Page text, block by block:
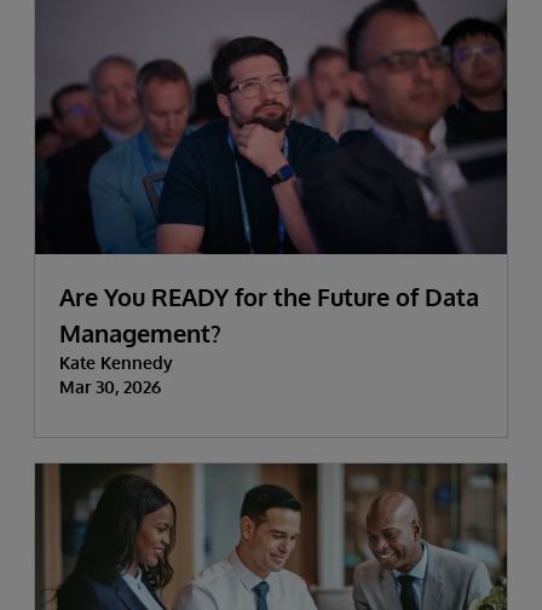
Are You READY for the Future of Data
Management?
Kate Kennedy
Mar 30, 2026